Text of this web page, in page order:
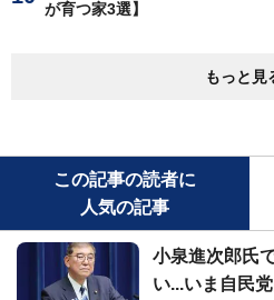
が育つ家3選】
もっと見
この記事の読者に
人気の記事
小泉進次郎氏
い...いま自民